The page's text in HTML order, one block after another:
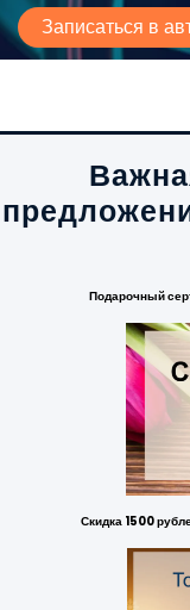
Записаться в
Подарочный
Скидка 1500